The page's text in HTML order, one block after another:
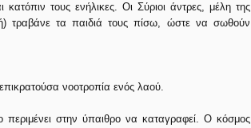
τους ενήλικες. Οι Σύριοι άντρες, μέλη της
τραβάνε τα παιδιά τους πίσω, ώστε να σωθούν
νοοτροπία ενός λαού.
στην ύπαιθρο να καταγραφεί. Ο κόσμος